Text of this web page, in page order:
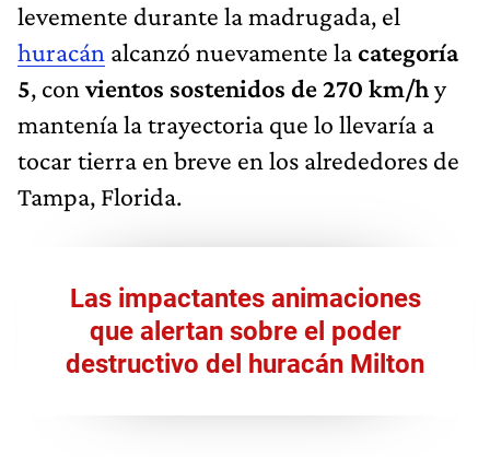
levemente durante la madrugada, el
huracán alcanzó nuevamente lacategoría
5, convientos sostenidos de 270 km/hy
mantenía la trayectoria que lo llevaría a
tocar tierra en breve en los alrededores de
Tampa, Florida.
Las impactantes animaciones
que alertan sobre el poder
destructivo del huracán Milton